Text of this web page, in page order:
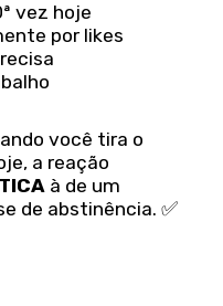
vez hoje
por likes
você tira o
a reação
à de um
de abstinência. ✅